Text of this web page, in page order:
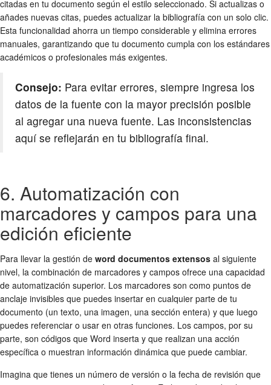
citadas en tu documento según el estilo seleccionado. Si actualizas o
añades nuevas citas, puedes actualizar la bibliografía con un solo clic.
Esta funcionalidad ahorra un tiempo considerable y elimina errores
manuales, garantizando que tu documento cumpla con los estándares
académicos o profesionales más exigentes.
Consejo: Para evitar errores, siempre ingresa los
datos de la fuente con la mayor precisión posible
al agregar una nueva fuente. Las inconsistencias
aquí se reflejarán en tu bibliografía final.
6. Automatización con
marcadores y campos para una
edición eficiente
Para llevar la gestión de word documentos extensos al siguiente
nivel, la combinación de marcadores y campos ofrece una capacidad
de automatización superior. Los marcadores son como puntos de
anclaje invisibles que puedes insertar en cualquier parte de tu
documento (un texto, una imagen, una sección entera) y que luego
puedes referenciar o usar en otras funciones. Los campos, por su
parte, son códigos que Word inserta y que realizan una acción
específica o muestran información dinámica que puede cambiar.
Imagina que tienes un número de versión o la fecha de revisión que